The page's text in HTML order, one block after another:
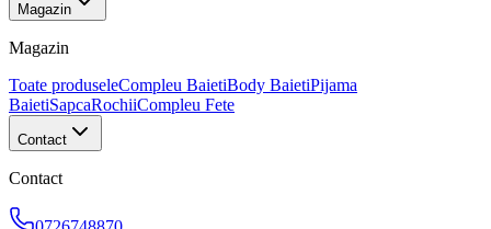
Magazin
Magazin
Toate produseleCompleu BaietiBody BaietiPijama
BaietiSapcaRochiiCompleu Fete
Contact
Contact